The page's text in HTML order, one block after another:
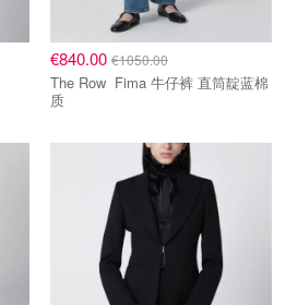
€840.00 €1050.00
The Row Fima 牛仔裤 直筒靛蓝棉
质